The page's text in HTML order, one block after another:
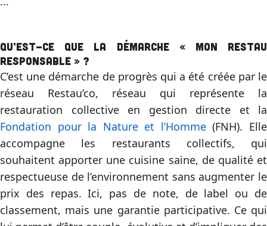
Qu’est-ce que la démarche « Mon Restau
Responsable » ?
C’est une démarche de progrès qui a été créée par le
réseau Restau’co, réseau qui représente la
restauration collective en gestion directe et la
Fondation pour la Nature et l’Homme(FNH). Elle
accompagne les restaurants collectifs, qui
souhaitent apporter une cuisine saine, de qualité et
respectueuse de l’environnement sans augmenter le
prix des repas. Ici, pas de note, de label ou de
classement, mais une garantie participative. Ce qui